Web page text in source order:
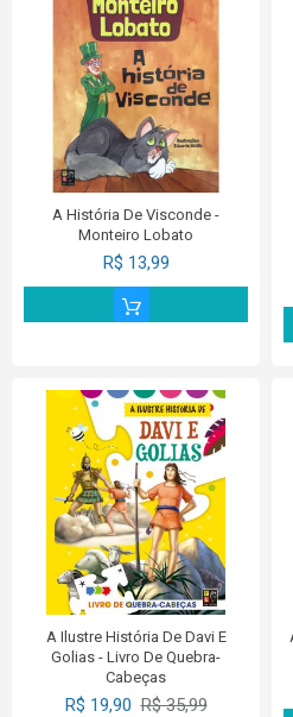
A História De Visconde -
Monteiro Lobato
R$ 13,99
A Ilustre História De Davi E
Golias - Livro De Quebra-
Cabeças
R$ 19,90 R$ 35,99